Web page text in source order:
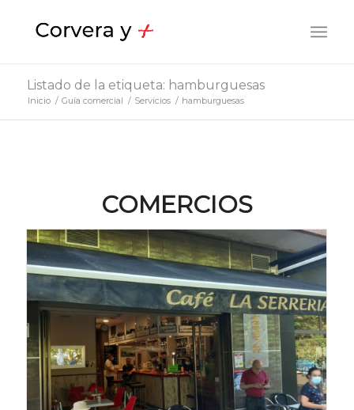
Listado de la etiqueta: hamburguesas
Inicio / Guía comercial / Servicios / hamburguesas
COMERCIOS